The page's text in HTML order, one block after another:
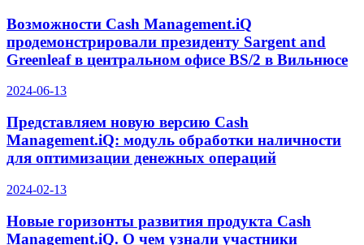
Возможности Cash Management.iQ
продемонстрировали президенту Sargent and
Greenleaf в центральном офисе BS/2 в Вильнюсе
2024-06-13
Представляем новую версию Cash
Management.iQ: модуль обработки наличности
для оптимизации денежных операций
2024-02-13
Новые горизонты развития продукта Cash
Management.iQ. О чем узнали участники